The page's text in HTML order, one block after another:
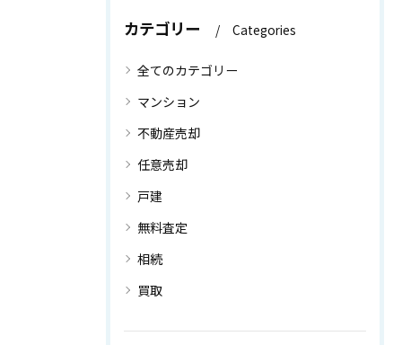
カテゴリー Categories
全てのカテゴリー
マンション
不動産売却
任意売却
戸建
無料査定
相続
買取